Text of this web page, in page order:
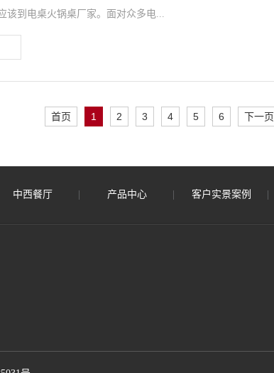
该到电桌火锅桌厂家。面对众多电...
首页 1 2 3 4 5 6 下一页
中西餐厅 产品中心 客户实景案例